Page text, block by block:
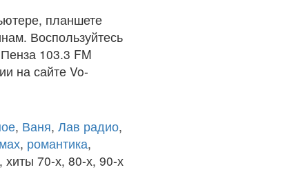
планшете
Воспользуйтесь
103.3 FM
на сайте Vo-
, Ваня, Лав радио,
, романтика,
, хиты 70-х, 80-х, 90-х